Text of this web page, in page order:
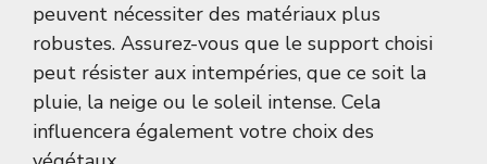
peuvent nécessiter des matériaux plus
robustes. Assurez-vous que le support choisi
peut résister aux intempéries, que ce soit la
pluie, la neige ou le soleil intense. Cela
influencera également votre choix des